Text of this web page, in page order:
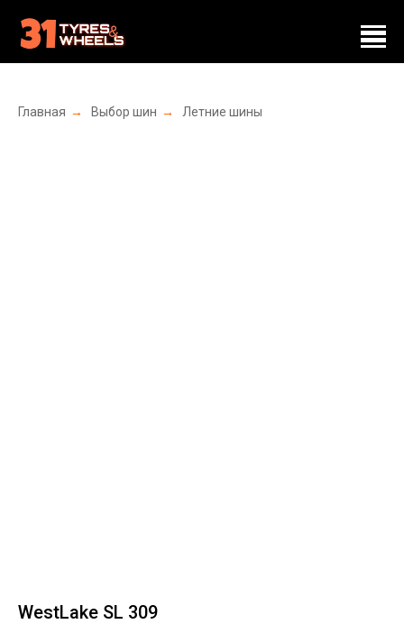
Главная → Выбор шин → Летние шины
WestLake SL 309